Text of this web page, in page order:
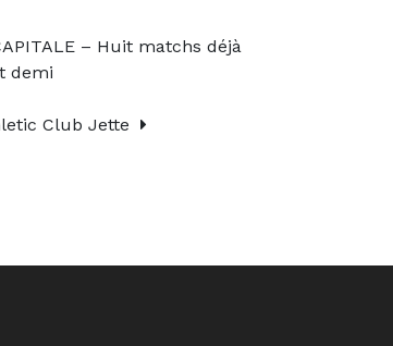
– Huit matchs déjà
demi
Club Jette